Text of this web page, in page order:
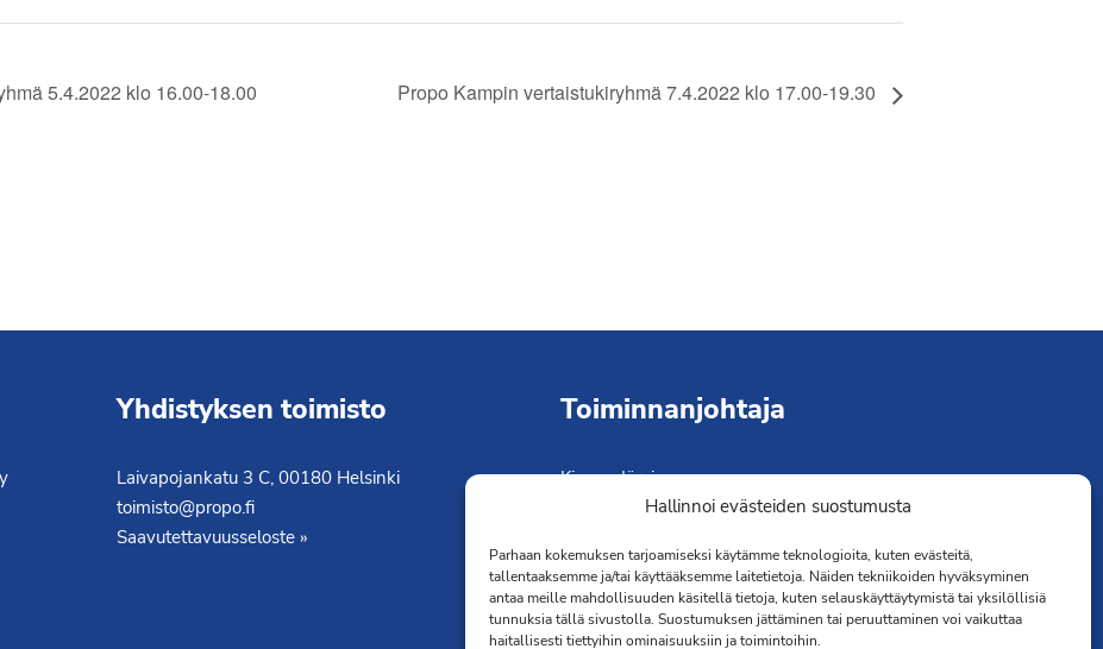
Hallinnoi evästeiden suostumusta
Parhaan kokemuksen tarjoamiseksi käytämme teknologioita, kuten evästeitä,
tallentaaksemme ja/tai käyttääksemme laitetietoja. Näiden tekniikoiden hyväksyminen
antaa meille mahdollisuuden käsitellä tietoja, kuten selauskäyttäytymistä tai yksilöllisiä
tunnuksia tällä sivustolla. Suostumuksen jättäminen tai peruuttaminen voi vaikuttaa
haitallisesti tiettyihin ominaisuuksiin ja toimintoihin.
5.4.2022 klo 16.00-18.00 Propo Kampin vertaistukiryhmä 7.4.2022 klo 17.00-19.30
Yhdistyksen toimisto
Laivapojankatu 3 C, 00180 Helsinki
toimisto@propo.fi
Saavutettavuusseloste »
Toiminnanjohtaja
Kimmo Järvinen
Terveydenhoitaja